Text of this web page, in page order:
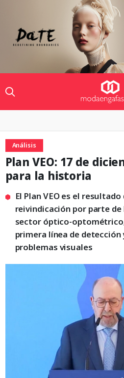
Análisis
Plan VEO: 17 de
para la historia
El Plan VEO es el
reivindicación por parte
sector óptico-
primera línea de
problemas visuales